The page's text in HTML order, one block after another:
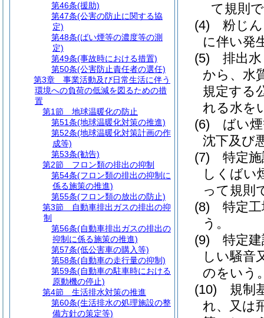
て規則
(4)
粉じ
に伴い発
(5)
排出
から、水
規定する
れる水を
(6)
ばい
沈下及び
(7)
特定
しくばい
って規則
(8)
特定
う。
(9)
特定
しい騒音
のをいう
(10)
規制
れ、又は
第46条(援助)
第47条(公害の防止に関する協
定)
第48条(ばい煙等の濃度等の測
定)
第49条(事故時における措置)
第50条(公害防止責任者の選任)
第3章
事業活動及び日常生活に伴う
環境への負荷の低減を図るための措
置
第1節
地球温暖化の防止
第51条(地球温暖化対策の推進)
第52条(地球温暖化対策計画の作
成等)
第53条(勧告)
第2節
フロン類の排出の抑制
第54条(フロン類の排出の抑制に
係る施策の推進)
第55条(フロン類の放出の防止)
第3節
自動車排出ガスの排出の抑
制
第56条(自動車排出ガスの排出の
抑制に係る施策の推進)
第57条(低公害車の購入等)
第58条(自動車の走行量の抑制)
第59条(自動車の駐車時における
原動機の停止)
第4節
生活排水対策の推進
第60条(生活排水の処理施設の整
備方針の策定等)